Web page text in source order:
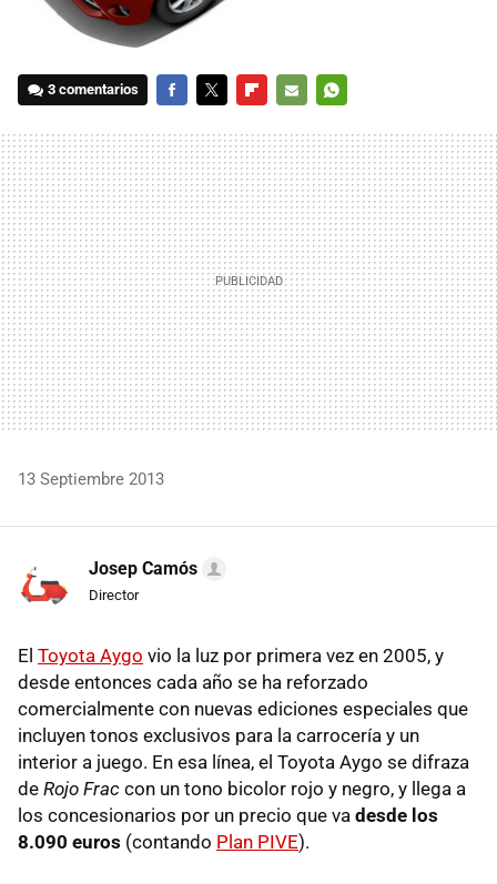
3 comentarios
MAIL
13 Septiembre 2013
Josep Camós
Director
El Toyota Aygo vio la luz por primera vez en 2005, y
desde entonces cada año se ha reforzado
comercialmente con nuevas ediciones especiales que
incluyen tonos exclusivos para la carrocería y un
interior a juego. En esa línea, el Toyota Aygo se difraza
de Rojo Frac con un tono bicolor rojo y negro, y llega a
los concesionarios por un precio que va desde los
8.090 euros (contando Plan PIVE).